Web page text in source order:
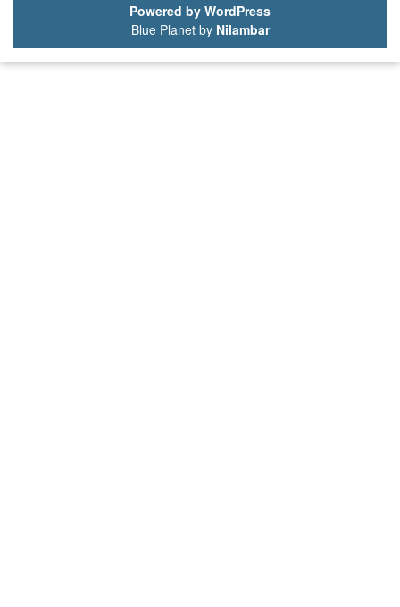
Powered by WordPress
Blue Planet by Nilambar